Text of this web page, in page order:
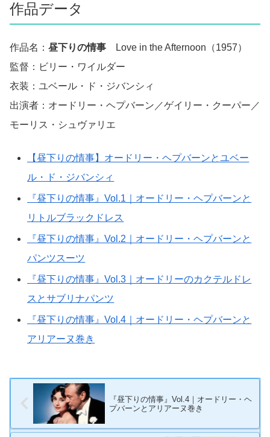
作品データ
作品名： 昼下りの情事 Love in the Afternoon（1957）
監督：ビリー・ワイルダー
衣装：ユベール・ド・ジバンシィ
出演者：オードリー・ヘプバーン／ゲイリー・クーパー／
モーリス・シュヴァリエ
【昼下りの情事】オードリー・ヘプバーンとユベー
ル・ド・ジバンシィ
『昼下りの情事』Vol.1｜オードリー・ヘプバーンと
リトルブラックドレス
『昼下りの情事』Vol.2｜オードリー・ヘプバーンと
パンツスーツ
『昼下りの情事』Vol.3｜オードリーのカクテルドレ
スとサブリナパンツ
『昼下りの情事』Vol.4｜オードリー・ヘプバーンと
アリアーヌ巻き
『昼下りの情事』Vol.4｜オードリー・ヘ
プバーンとアリアーヌ巻き